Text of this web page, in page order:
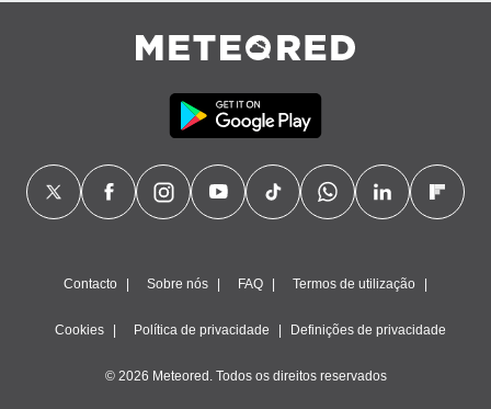
Contacto Sobre nós FAQ Termos de utilização
Cookies Política de privacidade Definições de privacidade
© 2026 Meteored. Todos os direitos reservados